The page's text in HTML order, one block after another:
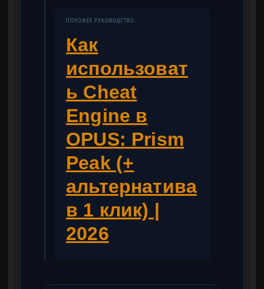
ПОХОЖЕЕ РУКОВОДСТВО:
Как
использоват
ь Cheat
Engine в
OPUS: Prism
Peak (+
альтернатива
в 1 клик) |
2026